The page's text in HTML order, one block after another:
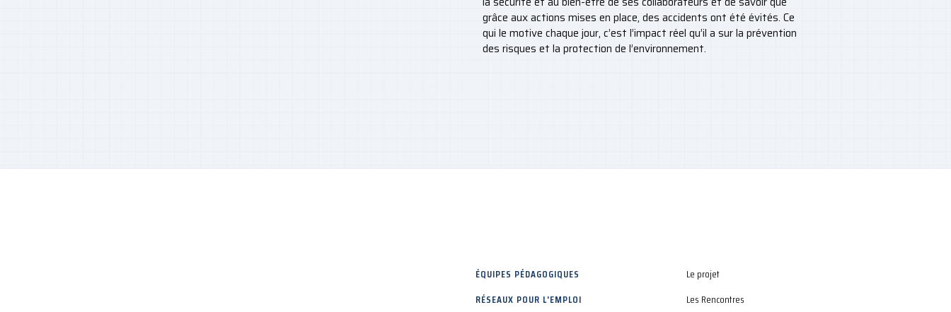
grâce aux actions mises en place, des accidents ont été évités. Ce
qui le motive chaque jour, c’est l’impact réel qu’il a sur la prévention
des risques et la protection de l’environnement.
ÉQUIPES PÉDAGOGIQUES
RÉSEAUX POUR L'EMPLOI
Le projet
Les Rencontres